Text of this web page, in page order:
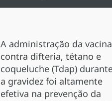
A administração da vacina
contra difteria, tétano e
coqueluche (Tdap)
a gravidez foi altamente
efetiva na prevenção da